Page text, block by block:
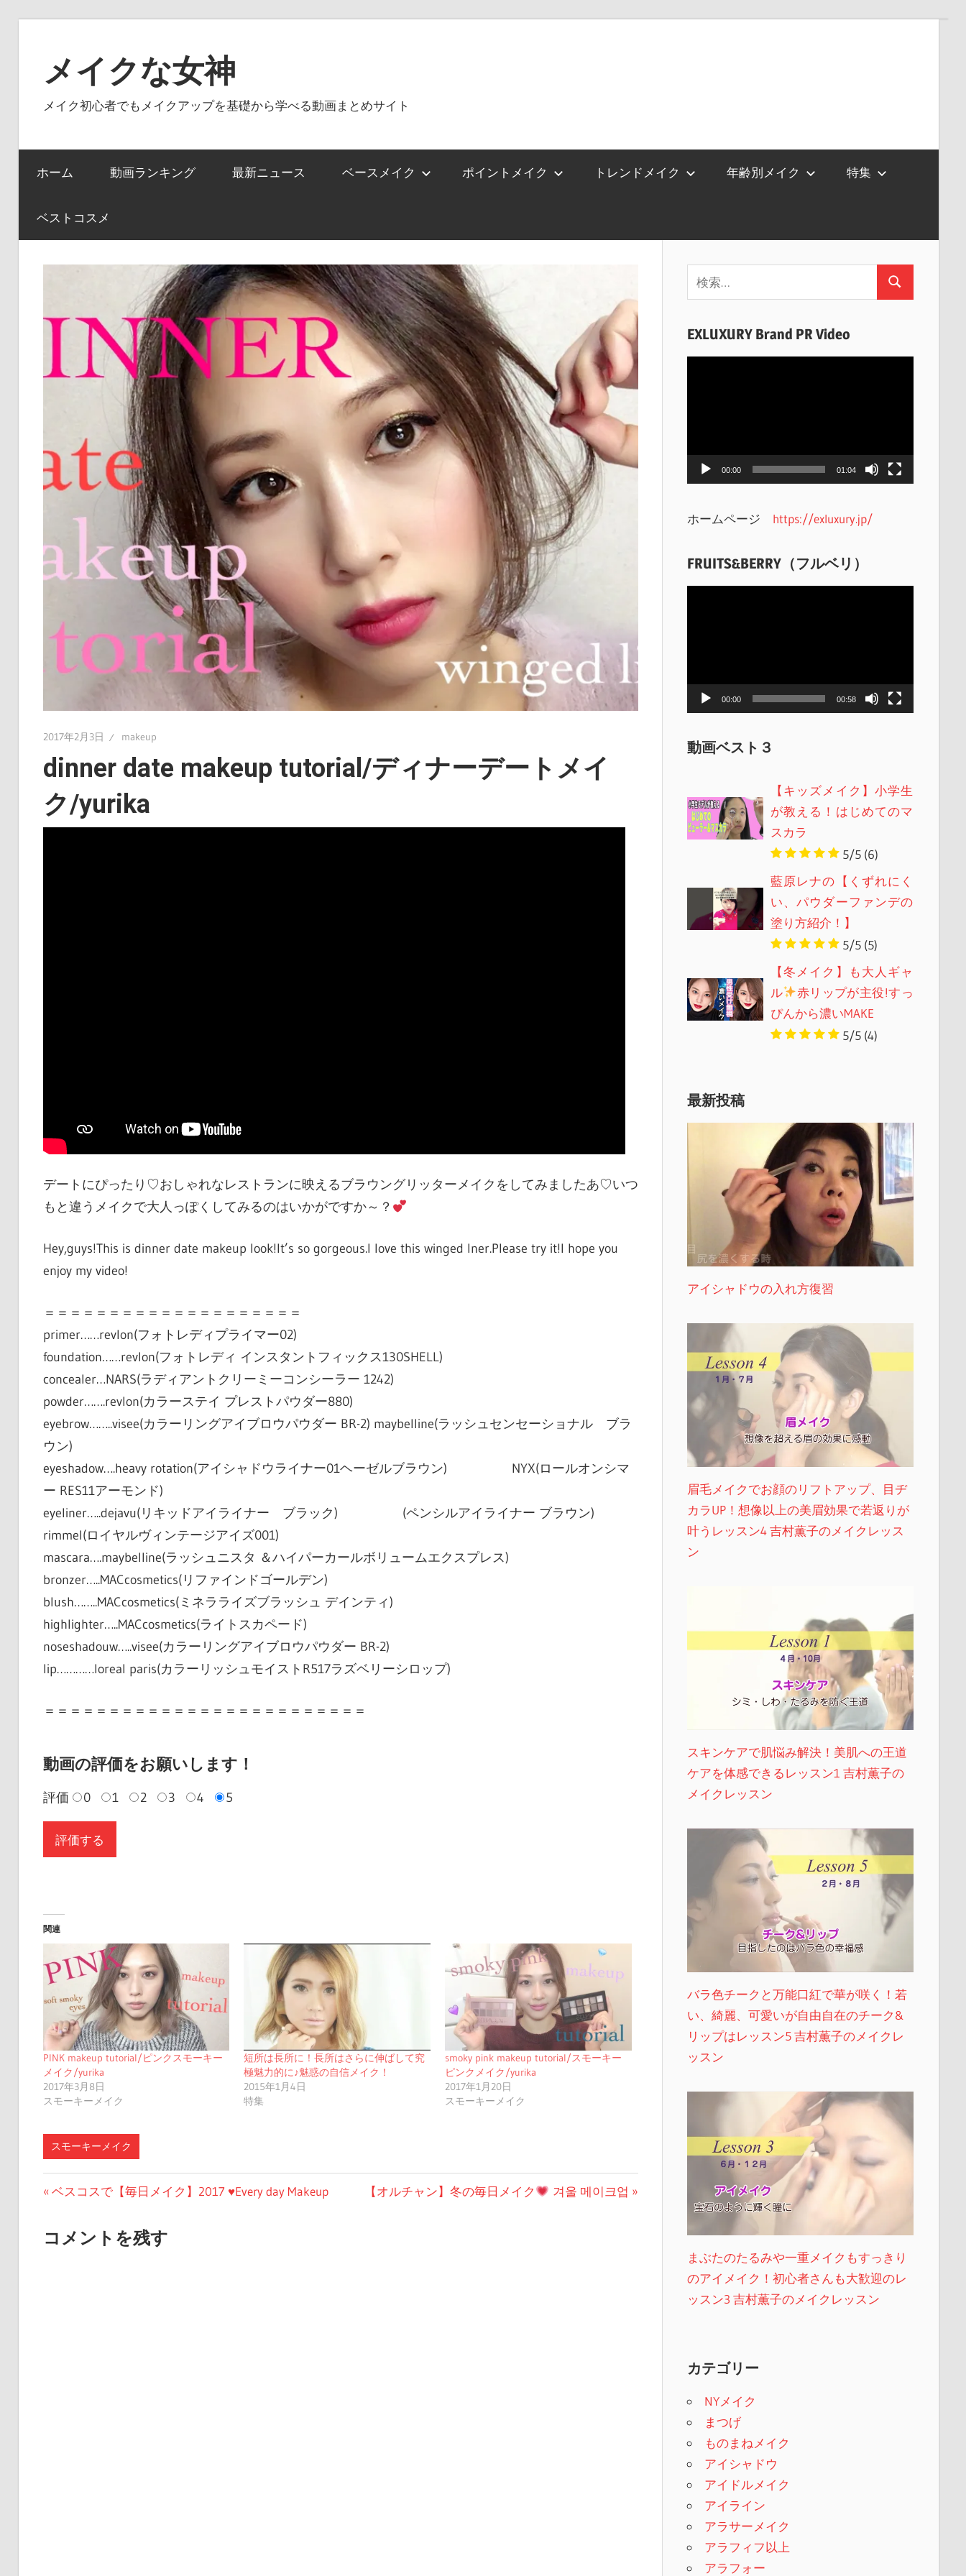
ス
メイクな女神
メイク初心者でもメイクアップを基礎から学べる動画まとめサイト
ホーム 動画ランキング 最新ニュース ベースメイク ポイントメイク トレンドメイク 年齢別メイク 特集
ベストコスメ
2017年2月3日 makeup
dinner date makeup tutorial/ディナーデートメイ
ク/yurika
デートにぴったり♡おしゃれなレストランに映えるブラウングリッターメイクをしてみましたあ♡いつ
もと違うメイクで大人っぽくしてみるのはいかがですか～？
Hey,guys!This is dinner date makeup look!It’s so gorgeous.I love this winged lner.Please try it!I hope you
enjoy my video!
＝＝＝＝＝＝＝＝＝＝＝＝＝＝＝＝＝＝＝＝
primer……revlon(フォトレディプライマー02)
foundation……revlon(フォトレディ インスタントフィックス130SHELL)
concealer…NARS(ラディアントクリーミーコンシーラー 1242)
powder…….revlon(カラーステイ プレストパウダー880)
eyebrow……..visee(カラーリングアイブロウパウダー BR-2) maybelline(ラッシュセンセーショナル ブラ
ウン)
eyeshadow….heavy rotation(アイシャドウライナー01ヘーゼルブラウン) NYX(ロールオンシマ
ー RES11アーモンド)
eyeliner…..dejavu(リキッドアイライナー ブラック) (ペンシルアイライナー ブラウン)
rimmel(ロイヤルヴィンテージアイズ001)
mascara….maybelline(ラッシュニスタ ＆ハイパーカールボリュームエクスプレス)
bronzer…..MACcosmetics(リファインドゴールデン)
blush……..MACcosmetics(ミネラライズブラッシュ デインティ)
highlighter…..MACcosmetics(ライトスカペード)
noseshadouw…..visee(カラーリングアイブロウパウダー BR-2)
lip…………loreal paris(カラーリッシュモイストR517ラズベリーシロップ)
＝＝＝＝＝＝＝＝＝＝＝＝＝＝＝＝＝＝＝＝＝＝＝＝＝
動画の評価をお願いします！
評価 0 1 2 3 4 5
関連
PINK makeup tutorial/ピンクスモーキー
メイク/yurika
2017年3月8日
スモーキーメイク
短所は長所に！長所はさらに伸ばして究
極魅力的に♪魅惑の自信メイク！
2015年1月4日
特集
smoky pink makeup tutorial/スモーキー
ピンクメイク/yurika
2017年1月20日
スモーキーメイク
スモーキーメイク
投
ナ
前
投
ベスコスで【毎日メイク】2017 ♥Every day Makeup
次【オルチャン】冬の毎日メイク 겨울 메이크업
コメントを残す
検
EXLUXURY Brand PR Video
00:00 01:04
ホームページ https://exluxury.jp/
FRUITS&BERRY（フルベリ）
00:00 00:58
動画ベスト３
【キッズメイク】小学生
が教える！はじめてのマ
スカラ
5/5 (6)
藍原レナの【くずれにく
い、パウダーファンデの
塗り方紹介！】
5/5 (5)
【冬メイク】も大人ギャ
ル
赤リップが主役!すっ
ぴんから濃いMAKE
5/5 (4)
最新投稿
アイシャドウの入れ方復習
眉毛メイクでお顔のリフトアップ、目ヂ
カラUP！想像以上の美眉効果で若返りが
叶うレッスン4 吉村薫子のメイクレッス
ン
スキンケアで肌悩み解決！美肌への王道
ケアを体感できるレッスン1 吉村薫子の
メイクレッスン
バラ色チークと万能口紅で華が咲く！若
い、綺麗、可愛いが自由自在のチーク&
リップはレッスン5 吉村薫子のメイクレ
ッスン
まぶたのたるみや一重メイクもすっきり
のアイメイク！初心者さんも大歓迎のレ
ッスン3 吉村薫子のメイクレッスン
カテゴリー
NYメイク
まつげ
ものまねメイク
アイシャドウ
アイドルメイク
アイライン
アラサーメイク
アラフィフ以上
アラフォー